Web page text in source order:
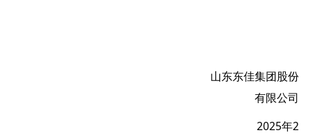
山东东佳集团股份
有限公司
2025年2